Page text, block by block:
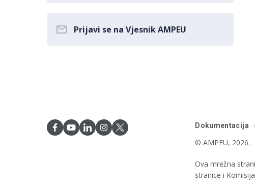
Prijavi se na Vjesnik AMPEU
Dokumentacija
© AMPEU, 2026.
Ova mrežna
stranice i